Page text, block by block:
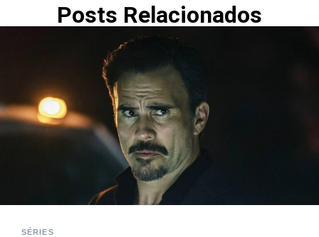
Posts Relacionados
SÉRIES